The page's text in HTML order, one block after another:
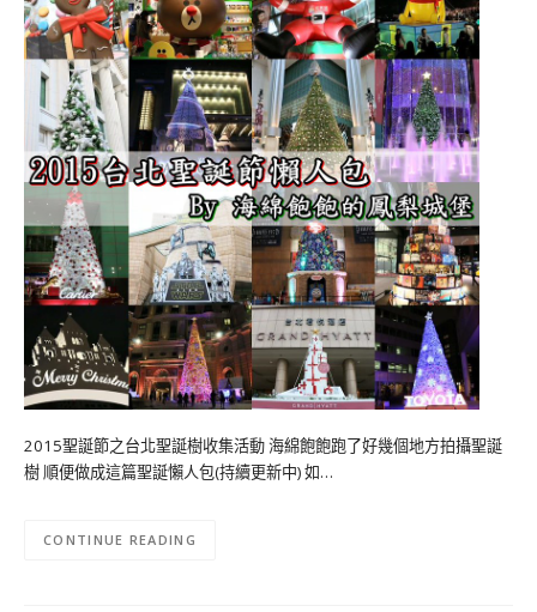
2015聖誕節之台北聖誕樹收集活動 海綿飽飽跑了好幾個地方拍攝聖誕
樹 順便做成這篇聖誕懶人包(持續更新中) 如…
CONTINUE READING